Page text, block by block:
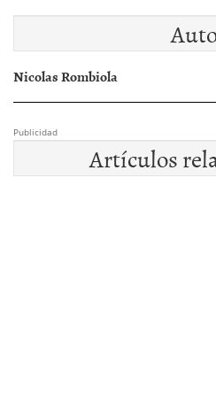
Nicolas Rombiola
Publicidad
Artículos